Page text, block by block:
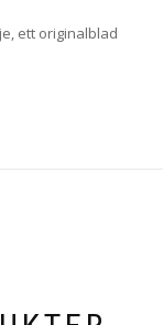
ett originalblad